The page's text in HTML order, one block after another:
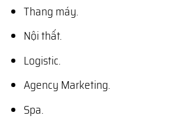
Thang máy.
Nội thất.
Logistic.
Agency Marketing.
Spa.